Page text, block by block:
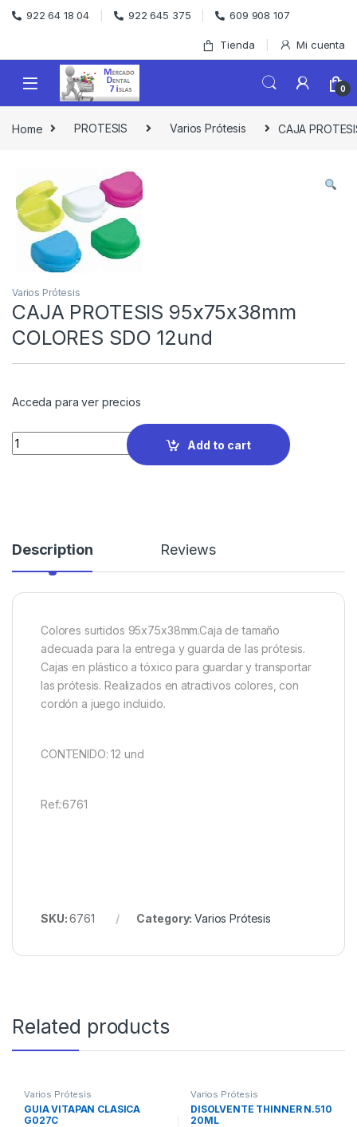
Skip to navigation
Skip to content
922 64 18 04 922 645 375 609 908 107
Tienda Mi cuenta
0
Home PROTESIS Varios Prótesis CAJA
Varios Prótesis
CAJA PROTESIS 95x75x38mm
COLORES SDO 12und
Acceda para ver precios
Quantity
Add to cart
Description Reviews
Colores surtidos 95x75x38mm.Caja de tamaño
adecuada para la entrega y guarda de las prótesis.
Cajas en plástico a tóxico para guardar y transportar
las prótesis. Realizados en atractivos colores, con
cordón a juego incluido.
CONTENIDO: 12 und
Ref.:6761
SKU:6761 Category:Varios Prótesis
Related products
Varios Prótesis
GUIA VITAPAN CLASICA
G027C
Varios Prótesis
DISOLVENTE THINNER N.510
20ML